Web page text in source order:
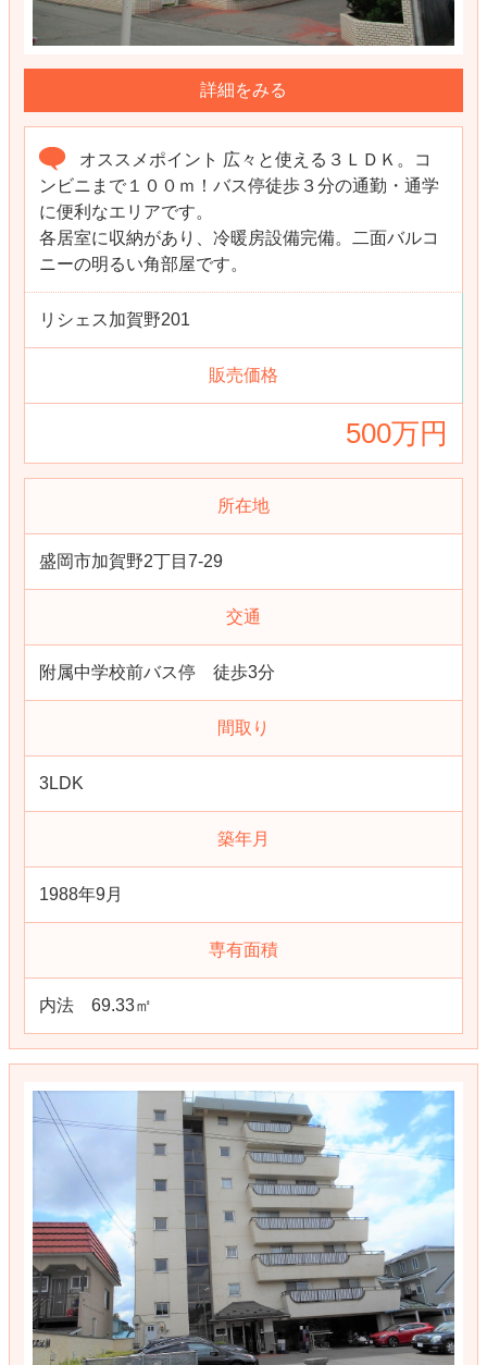
詳細をみる
オススメポイント 広々と使える３ＬＤＫ。コ
ンビニまで１００ｍ！バス停徒歩３分の通勤・通学
に便利なエリアです。
各居室に収納があり、冷暖房設備完備。二面バルコ
ニーの明るい角部屋です。
リシェス加賀野201
販売価格
500万円
所在地
盛岡市加賀野2丁目7-29
交通
附属中学校前バス停 徒歩3分
間取り
3LDK
築年月
1988年9月
専有面積
内法 69.33㎡